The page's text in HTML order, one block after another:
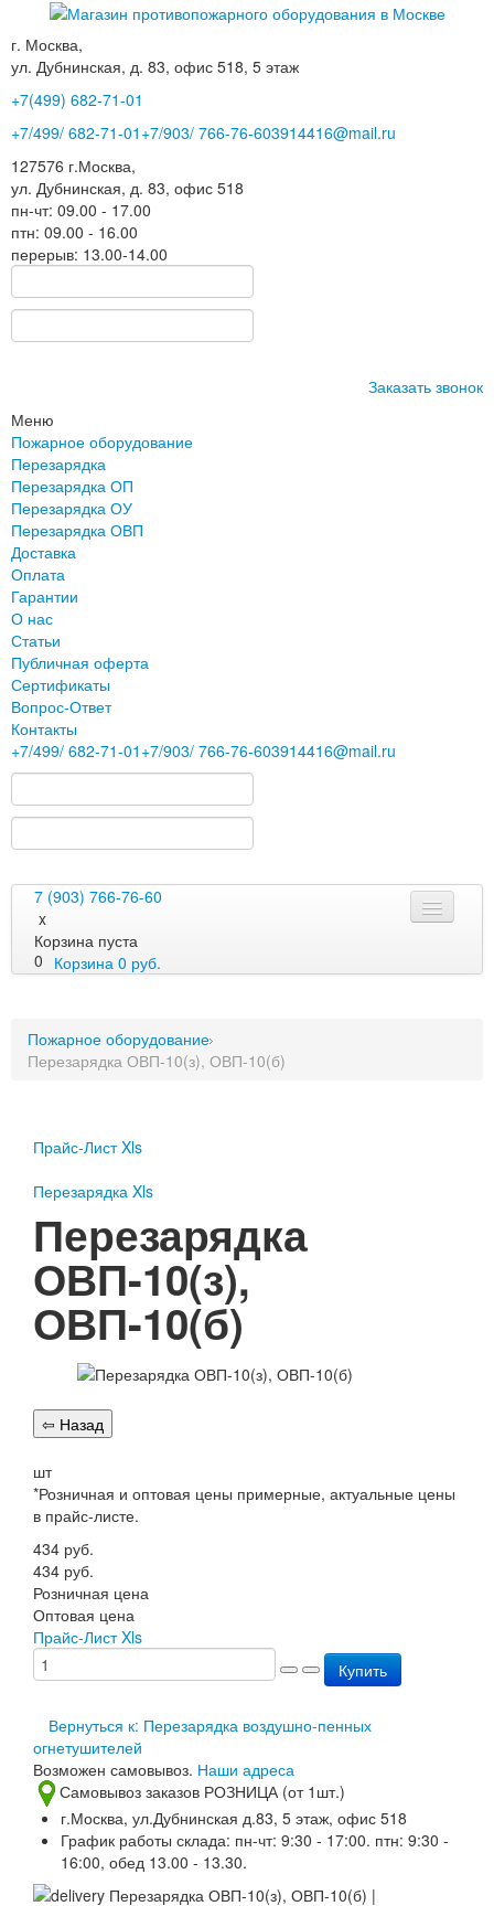
г. Москва,
ул. Дубнинская, д. 83, офис 518, 5 этаж
+7(499) 682-71-01
+7/499/ 682-71-01 +7/903/ 766-76-603914416@mail.ru
127576 г.Москва,
ул. Дубнинская, д. 83, офис 518
пн-чт: 09.00 - 17.00
птн: 09.00 - 16.00
перерыв: 13.00-14.00
Заказать звонок
Меню
Пожарное оборудование
Перезарядка
Перезарядка ОП
Перезарядка ОУ
Перезарядка ОВП
Доставка
Оплата
Гарантии
О нас
Статьи
Публичная оферта
Сертификаты
Вопрос-Ответ
Контакты
+7/499/ 682-71-01 +7/903/ 766-76-603914416@mail.ru
7 (903) 766-76-60
x
Корзина пуста
0 Корзина 0 руб.
Перезарядка
Перезарядка ОП
Доставка
Оплата
Гарантии
О нас
Статьи
Публичная оферта
Сертификаты
Вопрос-Ответ
Контакты
Перезарядка ОП
Перезарядка ОУ
Доставка
Оплата
Гарантии
О нас
Статьи
Публичная оферта
Вопрос-Ответ
Контакты
Пожарное оборудование
Перезарядка ОВП-10(з), ОВП-10(б)
Прайс-Лист Xls
Перезарядка Xls
Перезарядка
ОВП-10(з),
ОВП-10(б)
шт
*Розничная и оптовая цены примерные, актуальные цены
в прайс-листе.
434 руб.
434 руб.
Розничная цена
Оптовая цена
Прайс-Лист Xls
Купить
Вернуться к: Перезарядка воздушно-пенных
огнетушителей
Возможен самовывоз. Наши адреса
Самовывоз заказов РОЗНИЦА (от 1шт.)
г.Москва, ул.Дубнинская д.83, 5 этаж, офис 518
График работы склада: пн-чт: 9:30 - 17:00. птн: 9:30 -
16:00, обед 13.00 - 13.30.